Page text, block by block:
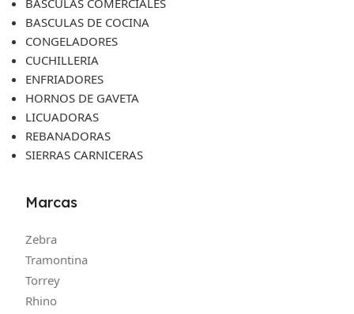
BASCULAS COMERCIALES
BASCULAS DE COCINA
CONGELADORES
CUCHILLERIA
ENFRIADORES
HORNOS DE GAVETA
LICUADORAS
REBANADORAS
SIERRAS CARNICERAS
Marcas
Zebra
Tramontina
Torrey
Rhino